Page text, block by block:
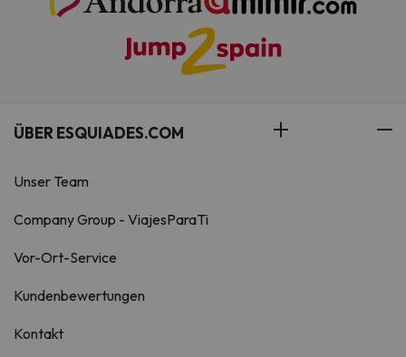
ÜBER ESQUIADES.COM
Unser Team
Company Group - ViajesParaTi
Vor-Ort-Service
Kundenbewertungen
Kontakt